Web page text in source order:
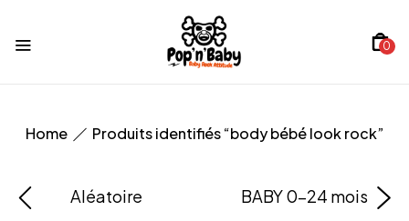
0
Home Produits identifiés “body bébé look rock”
Aléatoire BABY 0-24 mois